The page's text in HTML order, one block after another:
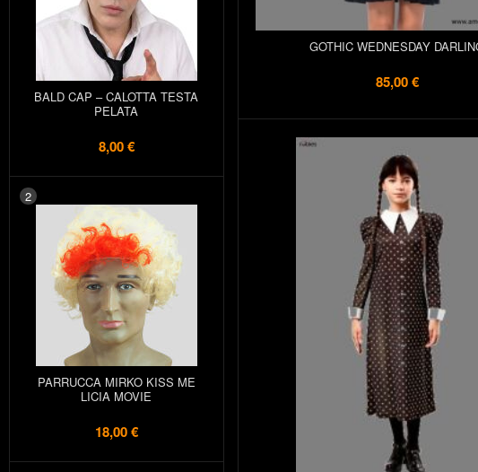
BALD CAP – CALOTTA TESTA
PELATA
8,00 €
2
PARRUCCA MIRKO KISS ME
LICIA MOVIE
18,00 €
GOTHIC WEDNESDAY
85,00 €